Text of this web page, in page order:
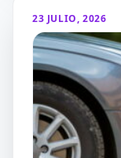
23 JULIO, 2026